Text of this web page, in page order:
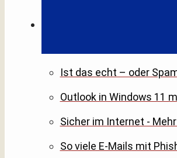
Ist das echt – oder
Outlook in Windows 11
Sicher im Internet -
So viele E-Mails mit